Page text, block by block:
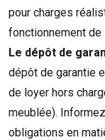
pour charges
fonctionnement de
Le dépôt de
dépôt de garantie
de loyer hors
meublée).
obligations en